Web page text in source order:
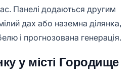
Панелі додаються другим
дах або наземна ділянка,
і прогнозована генерація.
у місті Городище